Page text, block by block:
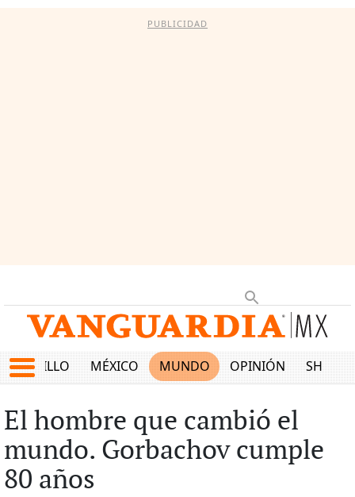
PUBLICIDAD
SALTILLO MÉXICO MUNDO OPINIÓN SHOW
El hombre que cambió el
mundo. Gorbachov cumple
80 años